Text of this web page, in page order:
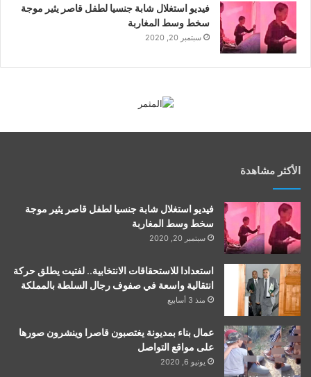
فيديو استغلال شابة جنسيا لطفل قاصر يثير موجة
سخط وسط المغاربة
سبتمبر 20, 2020
الأكثر مشاهدة
فيديو استغلال شابة جنسيا لطفل قاصر يثير موجة
سخط وسط المغاربة
سبتمبر 20, 2020
استعدادا للاستحقاقات الانتخابية.. لفتيت يطلق حركة
انتقالية واسعة في صفوف رجال السلطة بالمملكة
منذ 3 أسابيع
عمال بناء بمديونة يغتصبون قاصرا وينشرون صورها
على مواقع التواصل
يونيو 6, 2020